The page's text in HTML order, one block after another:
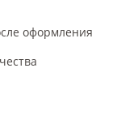
оформления